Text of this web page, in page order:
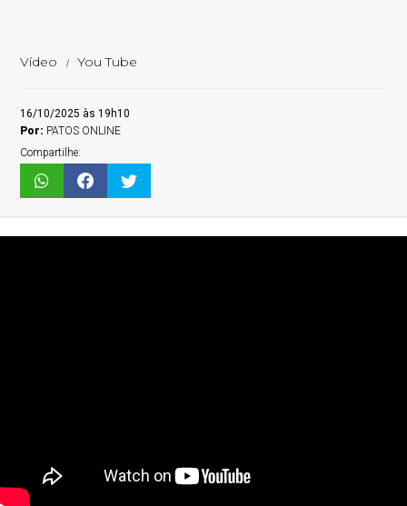
Vídeo You Tube
16/10/2025 às 19h10
Por: PATOS ONLINE
Compartilhe: